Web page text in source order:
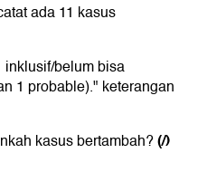
ada 11 kasus
inklusif/belum bisa
1 probable)." keterangan
kasus bertambah?(/)